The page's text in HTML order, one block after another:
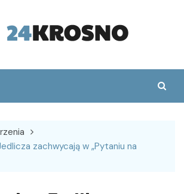
zachwycają w „Pytaniu na